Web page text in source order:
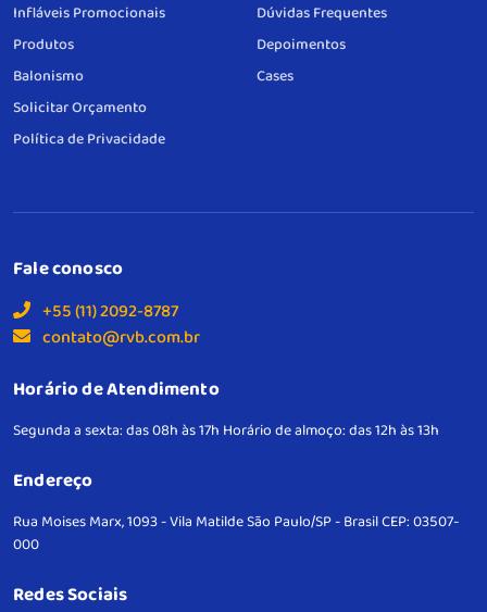
Infláveis Promocionais
Produtos
Balonismo
Solicitar Orçamento
Política de Privacidade
Dúvidas Frequentes
Depoimentos
Cases
Fale conosco
+55 (11) 2092-8787
contato@rvb.com.br
Horário de Atendimento
Segunda a sexta: das 08h às 17h Horário de almoço: das 12h às 13h
Endereço
Rua Moises Marx, 1093 - Vila MatildeSão Paulo/SP - BrasilCEP: 03507-
000
Redes Sociais